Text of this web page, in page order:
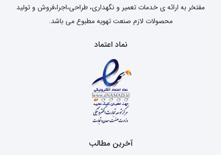
مفتخر به ارائه ی خدمات تعمیر و نگهداری، طراحی،اجرا،فروش و تولید
محصولات لازم صنعت تهویه مطبوع می باشد.
نماد اعتماد
آخرین مطالب